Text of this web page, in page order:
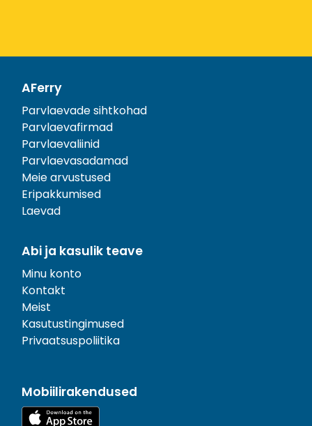
AFerry
Parvlaevade sihtkohad
Parvlaevafirmad
Parvlaevaliinid
Parvlaevasadamad
Meie arvustused
Eripakkumised
Laevad
Abi ja kasulik teave
Minu konto
Kontakt
Meist
Kasutustingimused
Privaatsuspoliitika
Mobiilirakendused